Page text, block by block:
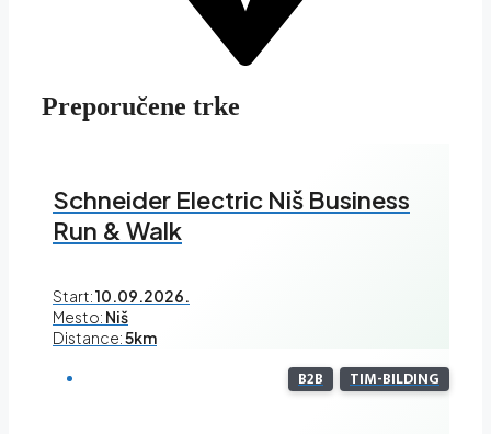
Preporučene trke
Schneider Electric Niš Business
Run & Walk
Start:10.09.2026.
Mesto: Niš
Distance:5km
B2B TIM-BILDING